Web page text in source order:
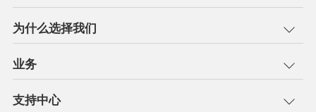
为什么选择我们
业务
支持中心